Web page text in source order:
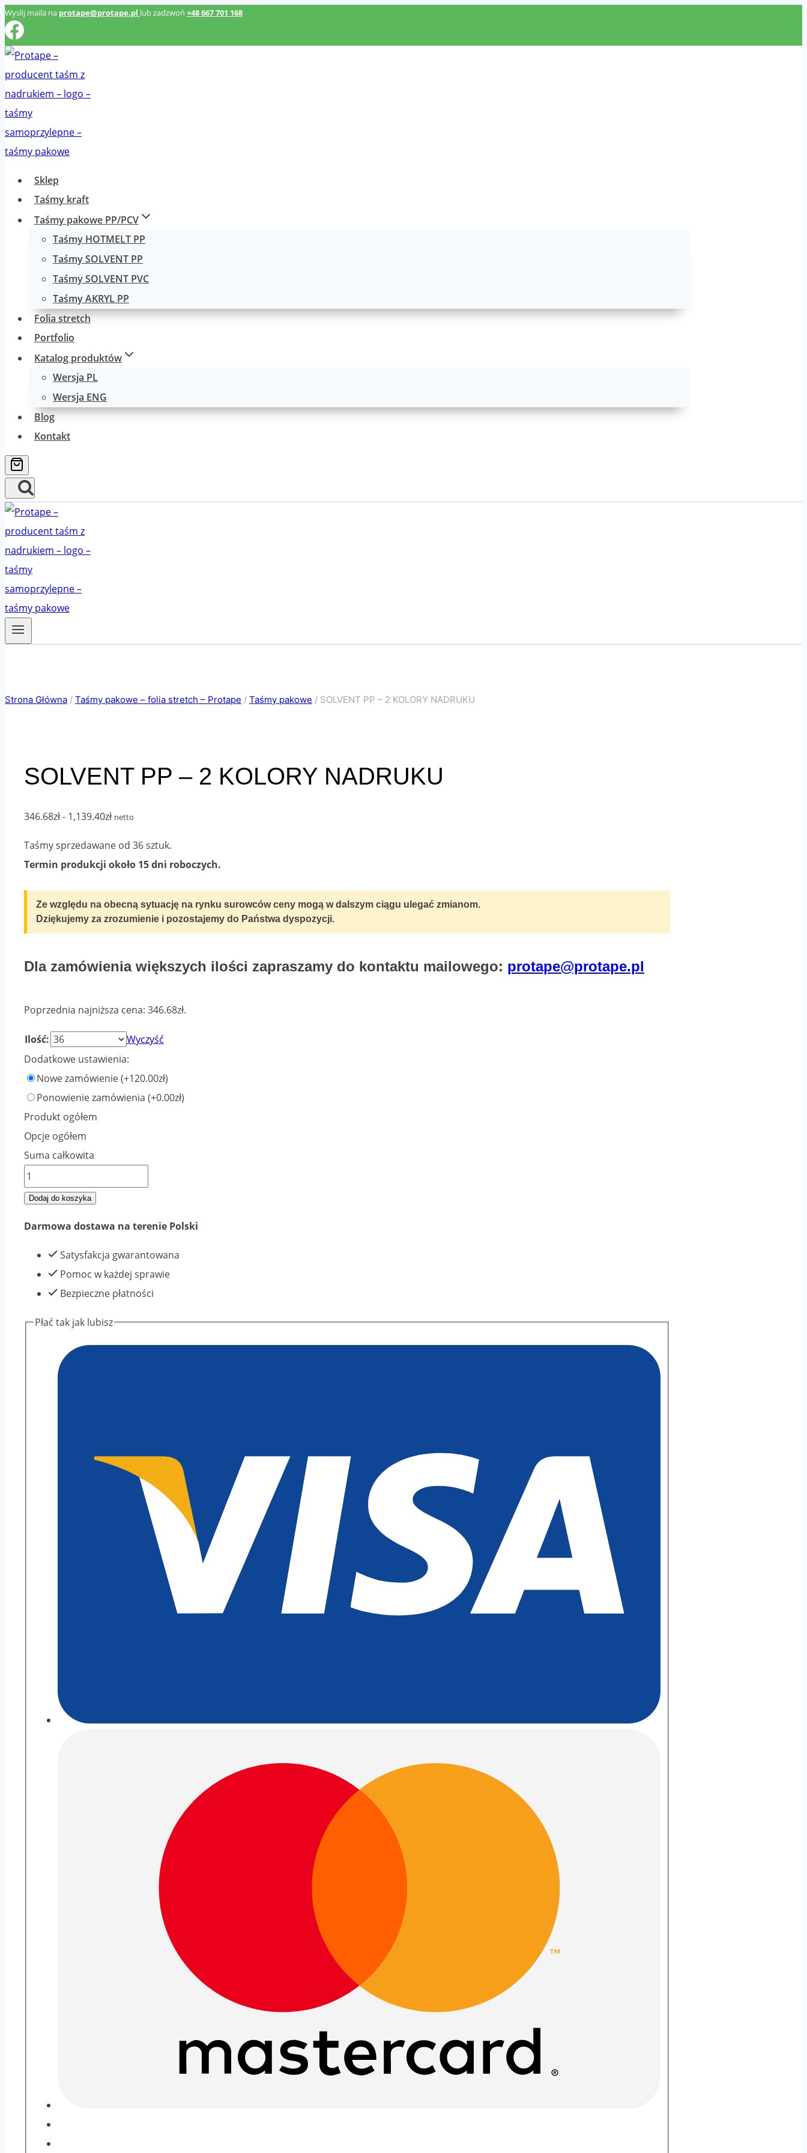
Przeskocz
do
treści
Wyslij maila na protape@protape.pl lub zadzwoń +48 667 701 168
Sklep
Taśmy kraft
Taśmy pakowe PP/PCV
Taśmy HOTMELT PP
Taśmy SOLVENT PP
Taśmy SOLVENT PVC
Taśmy AKRYL PP
Folia stretch
Portfolio
Katalog produktów
Wersja PL
Wersja ENG
Blog
Kontakt
Strona Główna / Taśmy pakowe – folia stretch – Protape / Taśmy pakowe / SOLVENT PP – 2 KOLORY NADRUKU
SOLVENT PP – 2 KOLORY NADRUKU
346.68zł- 1,139.40złZakres
do
1,139.40zł
netto
Taśmy sprzedawane od 36 sztuk.
Termin produkcji około 15 dni roboczych.
Ze względu na obecną sytuację na rynku surowców ceny mogą w dalszym ciągu ulegać zmianom.
Dziękujemy za zrozumienie i pozostajemy do Państwa dyspozycji.
Dla zamówienia większych ilości zapraszamy do kontaktu mailowego: protape@protape.pl
Poprzednia najniższa cena: 346.68zł.
Ilość:
Wyczyść
Dodatkowe ustawienia:
Nowe zamówienie(+120.00zł)
Ponowienie zamówienia (+0.00zł)
Produkt ogółem
Opcje ogółem
Suma całkowita
ilość
SOLVENT
-
KOLORY
NADRUKU
Dodaj do koszyka
Darmowa dostawa na terenie Polski
Satysfakcja gwarantowana
Pomoc w każdej sprawie
Bezpieczne płatności
Płać tak jak lubisz